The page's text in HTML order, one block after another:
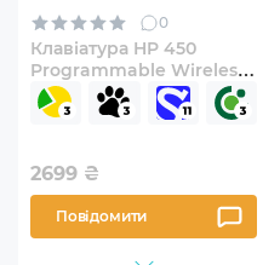
0
Клавіатура HP 450
Programmable Wireless
Black (4R184AA)
2699 ₴
Повідомити